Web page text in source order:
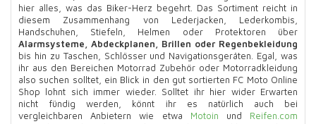
hier alles, was das Biker-Herz begehrt. Das Sortiment reicht in
diesem Zusammenhang von Lederjacken, Lederkombis,
Handschuhen, Stiefeln, Helmen oder Protektoren über
Alarmsysteme, Abdeckplanen, Brillen oder Regenbekleidung
bis hin zu Taschen, Schlösser und Navigationsgeräten. Egal, was
ihr aus den Bereichen Motorrad Zubehör oder Motorradkleidung
also suchen solltet, ein Blick in den gut sortierten FC Moto Online
Shop lohnt sich immer wieder. Solltet ihr hier wider Erwarten
nicht fündig werden, könnt ihr es natürlich auch bei
vergleichbaren Anbietern wie etwa Motoin und Reifen.com